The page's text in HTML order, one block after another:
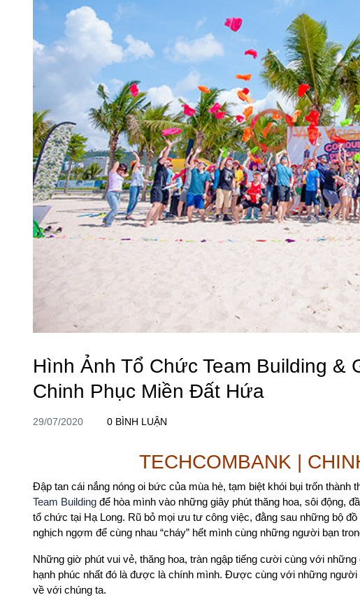
Hình Ảnh Tổ Chức Team Building &
Chinh Phục Miền Đất Hứa
29/07/2020 0 BÌNH LUẬN
TECHCOMBANK |
Đập tan cái nắng nóng oi bức của mùa hè, tạm biệt khói bụi trốn thành
Team Building để hòa mình vào những giây phút thăng hoa, sôi động,
tổ chức tại Hạ Long. Rũ bỏ mọi ưu tư công việc, đằng sau những bộ
nghịch ngợm để cùng nhau “cháy” hết mình cùng những người bạn
Những giờ phút vui vẻ, thăng hoa, tràn ngập tiếng cười cùng với những
hạnh phúc nhất đó là được là chính mình. Được cùng với những
về với chúng ta.